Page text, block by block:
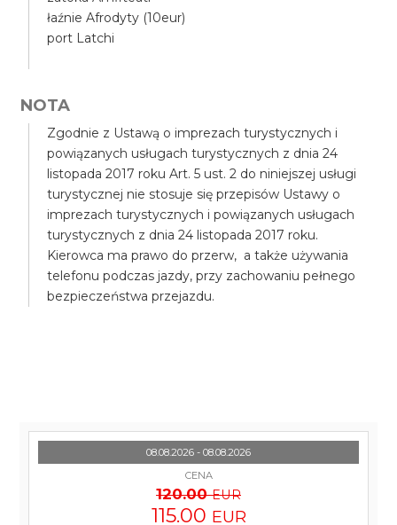
łaźnie Afrodyty (10eur)
port Latchi
NOTA
Zgodnie z Ustawą o imprezach turystycznych i
powiązanych usługach turystycznych z dnia 24
listopada 2017 roku Art. 5 ust. 2 do niniejszej usługi
turystycznej nie stosuje się przepisów Ustawy o
imprezach turystycznych i powiązanych usługach
turystycznych z dnia 24 listopada 2017 roku.
Kierowca ma prawo do przerw, a także używania
telefonu podczas jazdy, przy zachowaniu pełnego
bezpieczeństwa przejazdu.
08.08.2026 - 08.08.2026
CENA
120.00 EUR
115.00 EUR